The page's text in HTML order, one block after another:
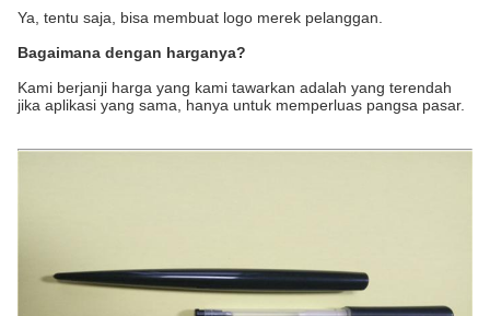
Ya, tentu saja, bisa membuat logo merek pelanggan.
Bagaimana dengan harganya?
Kami berjanji harga yang kami tawarkan adalah yang terendah
jika aplikasi yang sama, hanya untuk memperluas pangsa pasar.